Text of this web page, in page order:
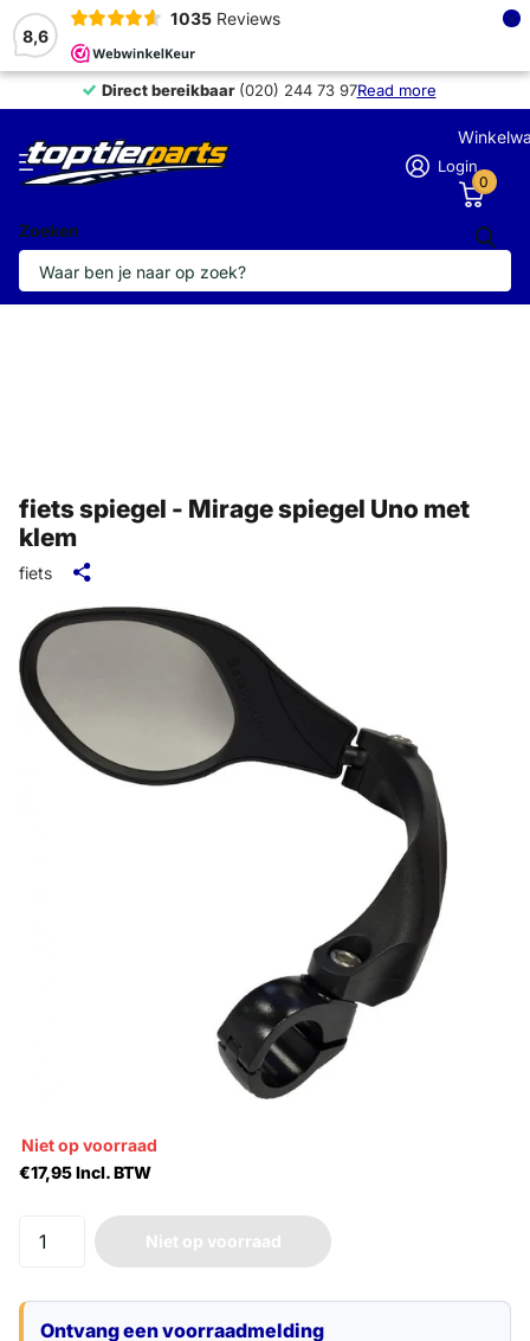
8,6
1035 Reviews ×
Direct bereikbaar(020) 244 73 97Read more
Direct bereikbaar
Zoeken
Login
0
fiets spiegel - Mirage spiegel Uno met
klem
fiets
Niet op voorraad
€17,95 Incl. BTW
Niet op voorraad
Ontvang een voorraadmelding
E-mailadres